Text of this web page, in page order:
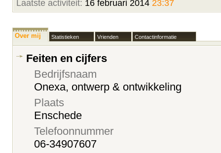
Laatste activiteit: 16 februari 2014 23:37
Over mij Statistieken Vrienden Contactinformatie
Feiten en cijfers
Bedrijfsnaam
Onexa, ontwerp & ontwikkeling
Plaats
Enschede
Telefoonnummer
06-34907607